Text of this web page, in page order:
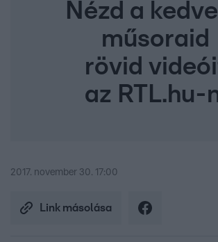
Nézd a
műsoraid
rövid
az RTL.hu-
2017. november 30. 17:00
Link másolása